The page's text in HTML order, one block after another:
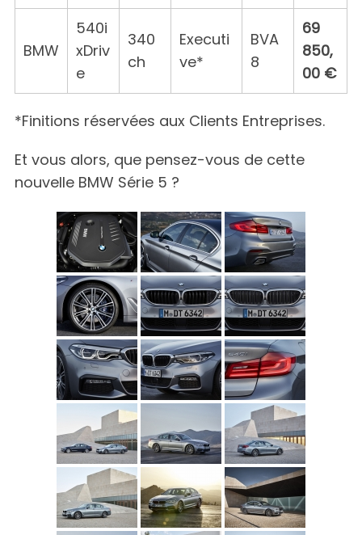
BMW
540i
xDriv
e
340
ch
Executi
ve*
BVA
8
69
850,
00 €
*Finitions réservées aux Clients Entreprises.
Et vous alors, que pensez-vous de cette
nouvelle BMW Série 5 ?